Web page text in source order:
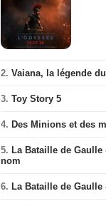
2. Vaiana, la légende
3. Toy Story 5
4. Des Minions et des
5. La Bataille de Gaulle
nom
6. La Bataille de